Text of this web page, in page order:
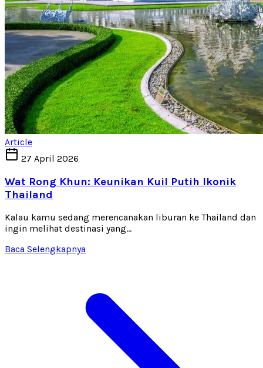
Article
27 April 2026
Wat Rong Khun: Keunikan Kuil Putih Ikonik
Thailand
Kalau kamu sedang merencanakan liburan ke Thailand dan
ingin melihat destinasi yang...
Baca Selengkapnya